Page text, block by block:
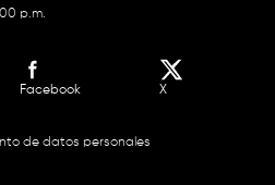
p.m.
Facebook X
de datos personales